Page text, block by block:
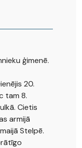
ģimenē.
20.
tam 8.
Cietis
armijā
Stelpē.